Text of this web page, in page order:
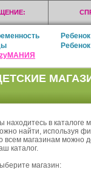
находитесь в каталоге
найти, используя
всем магазинам можно
каталог.
магазин: